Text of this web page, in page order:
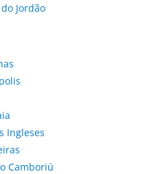
Jordão
Ingleses
Camboriú